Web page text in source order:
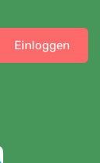
Einloggen